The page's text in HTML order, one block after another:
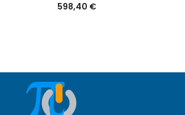
598,40 €